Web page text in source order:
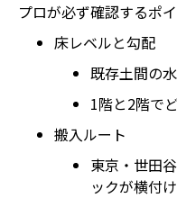
プロが必ず確認するポ
床レベルと勾配
既存土間の
1階と2階で
搬入ルート
東京・世田
ックが横付